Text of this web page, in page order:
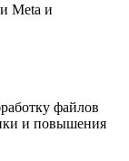
Metа и
файлов
и повышения